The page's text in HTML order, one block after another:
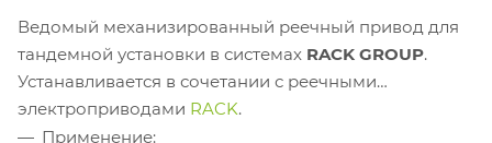
Ведомый механизированный реечный привод для
тандемной установки в системах RACK GROUP.
Устанавливается в сочетании с реечными
электроприводами RACK.
Применение: